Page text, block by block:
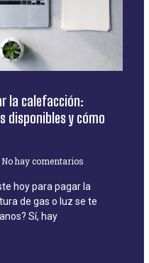
la calefacción:
disponibles y cómo
No hay comentarios
hoy para pagar la
de gas o luz se te
Sí, hay